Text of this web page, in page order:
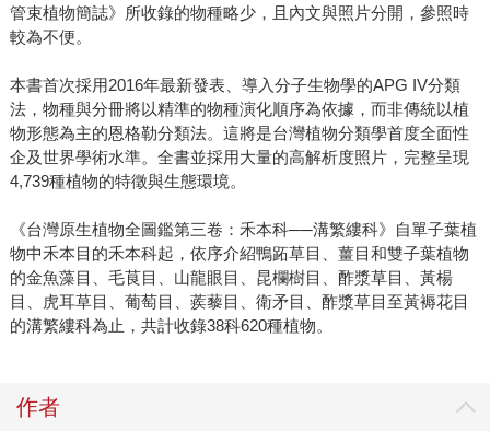
管束植物簡誌》所收錄的物種略少，且內文與照片分開，參照時
較為不便。
本書首次採用2016年最新發表、導入分子生物學的APG IV分類
法，物種與分冊將以精準的物種演化順序為依據，而非傳統以植
物形態為主的恩格勒分類法。這將是台灣植物分類學首度全面性
企及世界學術水準。全書並採用大量的高解析度照片，完整呈現
4,739種植物的特徵與生態環境。
《台灣原生植物全圖鑑第三卷：禾本科──溝繁縷科》自單子葉植
物中禾本目的禾本科起，依序介紹鴨跖草目、薑目和雙子葉植物
的金魚藻目、毛茛目、山龍眼目、昆欄樹目、酢漿草目、黃楊
目、虎耳草目、葡萄目、蒺藜目、衛矛目、酢漿草目至黃褥花目
的溝繁縷科為止，共計收錄38科620種植物。
作者